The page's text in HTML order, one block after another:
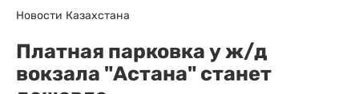
Новости Казахстана
Платная парковка у ж/д
вокзала "Астана" станет